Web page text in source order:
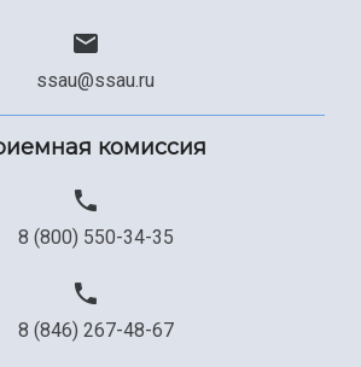
ssau@ssau.ru
комиссия
8 (800) 550-34-35
8 (846) 267-48-67